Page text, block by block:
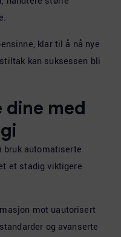
klar til å nå nye
kan suksessen bli
dine med
bruk automatiserte
et stadig viktigere
mot uautorisert
og avanserte